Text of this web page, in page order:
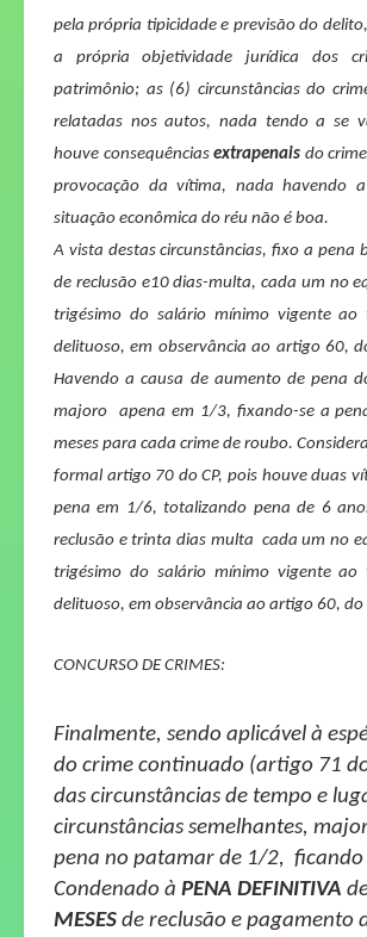
pela própria tipicidade e previsão do
a própria objetividade jurídica dos
patrimônio; as (6) circunstâncias do
relatadas nos autos, nada tendo a se
houve consequênciasextrapenais do
provocação da vítima, nada havendo
situação econômica do réu não é boa.
A vista destas circunstâncias, fixo a pena
de reclusão e10 dias-multa, cada um no
trigésimo do salário mínimo vigente
delituoso, em observância ao artigo 60,
Havendo a causa de aumento de pena
majoro
apena em 1/3, fixando-se a
meses para cada crime de roubo.
formal artigo 70 do CP, pois houve duas
pena em 1/6, totalizando pena de 6
reclusão e trinta dias multa cada um no
trigésimo do salário mínimo vigente
delituoso, em observância ao artigo 60, do
CONCURSO DE CRIMES:
Finalmente, sendo aplicável à
do crime continuado (artigo 71
das circunstâncias de tempo e
circunstâncias semelhantes,
pena no patamar de 1/2, ficando
Condenado à PENA DEFINITIVA
MESES de reclusão e pagamento